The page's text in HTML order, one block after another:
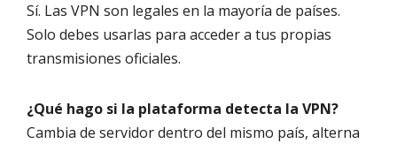
Sí. Las VPN son legales en la mayoría de países.
Solo debes usarlas para acceder a tus propias
transmisiones oficiales.
¿Qué hago si la plataforma detecta la VPN?
Cambia de servidor dentro del mismo país, alterna